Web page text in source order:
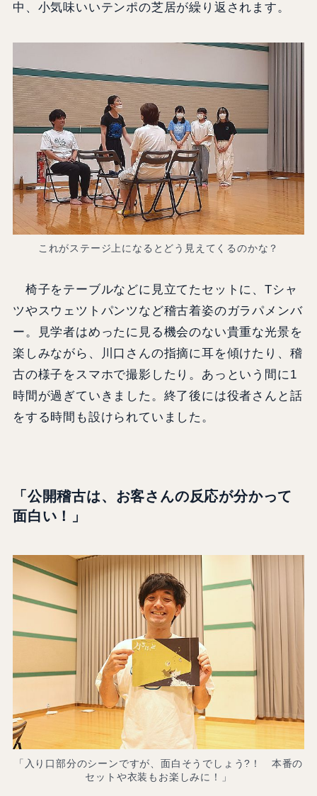
中、小気味いいテンポの芝居が繰り返されます。
これがステージ上になるとどう見えてくるのかな？
椅子をテーブルなどに見立てたセットに、Tシャ
ツやスウェツトパンツなど稽古着姿のガラパメンバ
ー。見学者はめったに見る機会のない貴重な光景を
楽しみながら、川口さんの指摘に耳を傾けたり、稽
古の様子をスマホで撮影したり。あっという間に1
時間が過ぎていきました。終了後には役者さんと話
をする時間も設けられていました。
「公開稽古は、お客さんの反応が分かって
面白い！」
「入り口部分のシーンですが、面白そうでしょう?！ 本番の
セットや衣装もお楽しみに！」